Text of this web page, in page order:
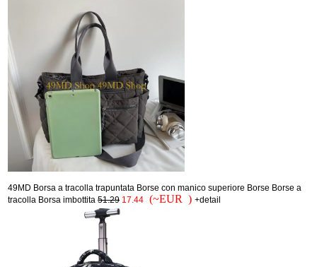
49MD Borsa a tracolla trapuntata Borse con manico superiore Borse Borse a
tracolla Borsa imbottita 51.29 17.44 (~EUR ) +detail